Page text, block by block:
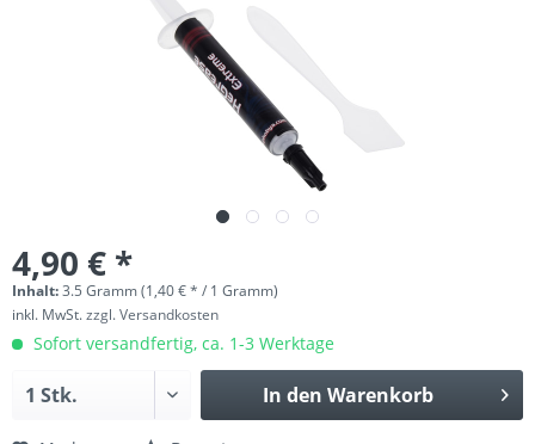
4,90 € *
Inhalt:3.5 Gramm (1,40 € * / 1 Gramm)
inkl. MwSt.zzgl. Versandkosten
Sofort versandfertig, ca. 1-3 Werktage
In den Warenkorb